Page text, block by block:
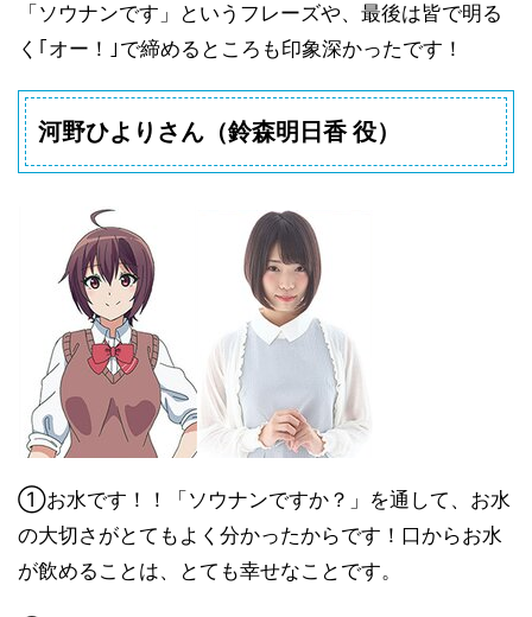
「ソウナンです」というフレーズや、最後は皆で明る
く｢オー！｣で締めるところも印象深かったです！
河野ひよりさん （鈴森明日香 役）
①お水です！！「ソウナンですか？」を通して、お水
の大切さがとてもよく分かったからです！口からお水
が飲めることは、とても幸せなことです。